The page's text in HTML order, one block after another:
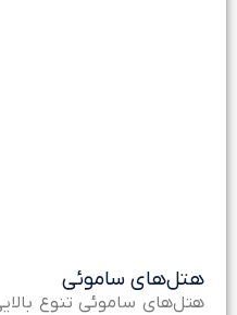
ساموئی
ساموئی تنوع بالایی